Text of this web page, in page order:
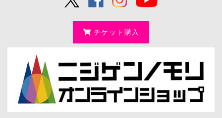
チケット購入